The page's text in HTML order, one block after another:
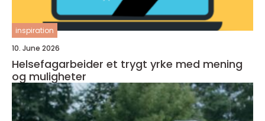
inspiration
10. June 2026
Helsefagarbeider et trygt yrke med mening
og muligheter